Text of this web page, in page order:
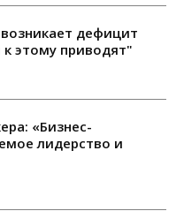
дефицит
этому приводят"
«Бизнес-
лидерство и